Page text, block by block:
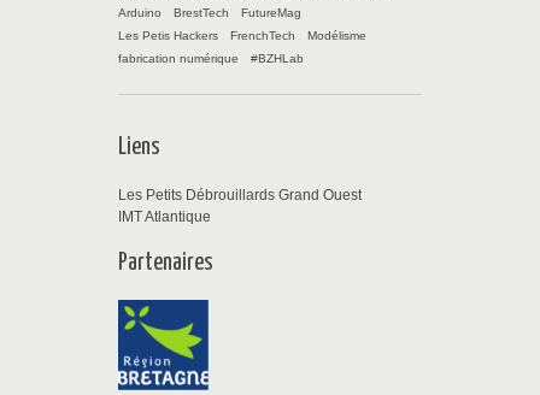
Arduino
BrestTech
FutureMag
Les Petis Hackers
FrenchTech
Modélisme
fabrication numérique
#BZHLab
Liens
Les Petits Débrouillards Grand Ouest
IMT Atlantique
Partenaires